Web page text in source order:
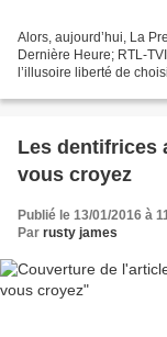
Alors, aujourd’hui, La
Dernière Heure; RTL-
l’illusoire liberté de
Les dentifrices
vous croyez
Publié le 13/01/2016 à
Par rusty james